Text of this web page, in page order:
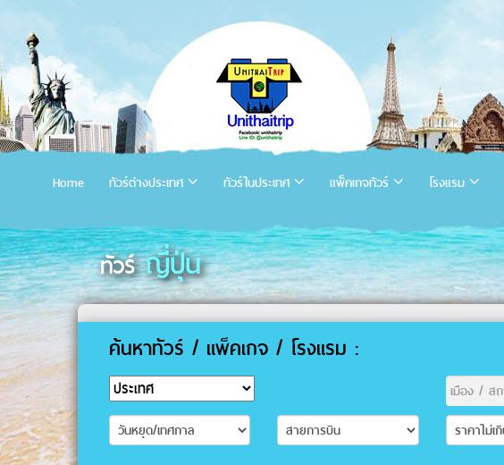
Home ทัวร์ต่างประเทศ ทัวร์ในประเทศ แพ็คเกจทัวร์ โรงแรม
ทัวร์ ญี่ปุ่น
ค้นหาทัวร์ / แพ็คเกจ / โรงแรม :